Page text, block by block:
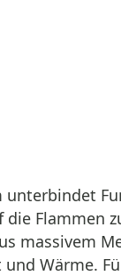
Flammen
massivem
Wärme.